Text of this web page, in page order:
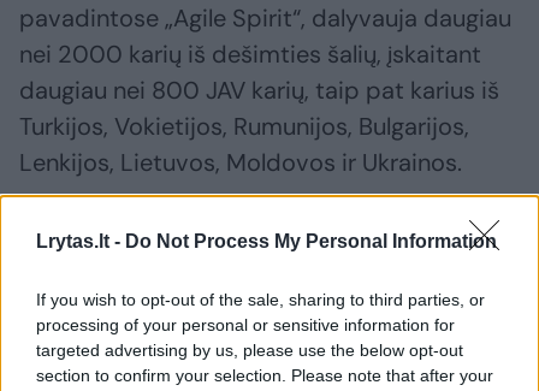
Lrytas.lt - Do Not Process My Personal Information
If you wish to opt-out of the sale, sharing to third parties, or
processing of your personal or sensitive information for
targeted advertising by us, please use the below opt-out
section to confirm your selection. Please note that after your
pavadintose „Agile Spirit“, dalyvauja daugiau
nei 2000 karių iš dešimties šalių, įskaitant
daugiau nei 800 JAV karių, taip pat karius iš
Turkijos, Vokietijos, Rumunijos, Bulgarijos,
Lenkijos, Lietuvos, Moldovos ir Ukrainos.